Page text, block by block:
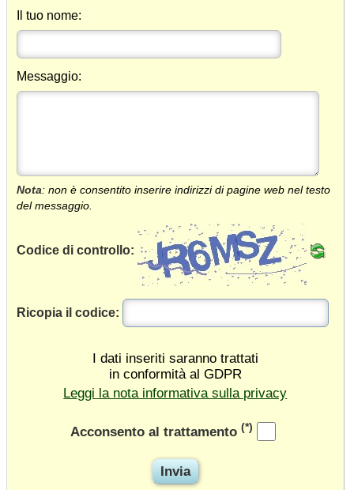
Il tuo nome:
Messaggio:
Nota: non è consentito inserire indirizzi di pagine web nel testo
del messaggio.
Codice di controllo:
Ricopia il codice:
I dati inseriti saranno trattati
in conformità al GDPR
Leggi la nota informativa sulla privacy
Acconsento al trattamento (*)